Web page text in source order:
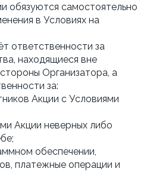
обязуются самостоятельно
в Условиях на
ответственности за
находящиеся вне
Организатора, а
за:
Акции с Условиями
Акции неверных либо
обеспечении,
платежные операции и